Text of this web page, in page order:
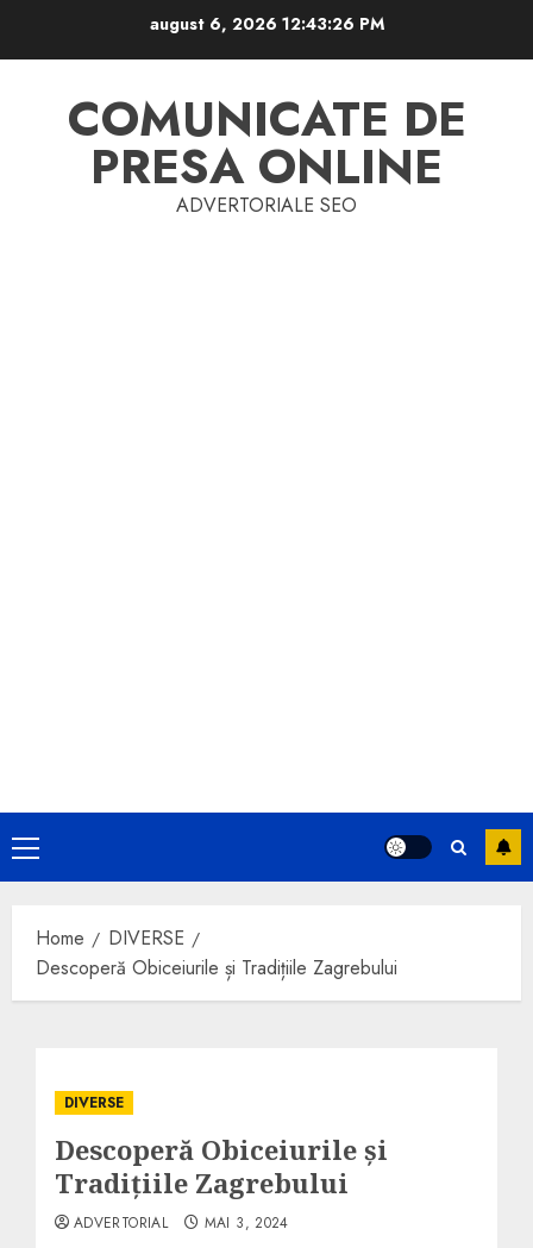
august 6, 2026 12:43:28 PM
COMUNICATE DE
PRESA ONLINE
ADVERTORIALE SEO
Primary
Menu
Home
DIVERSE
Descoperă Obiceiurile și Tradițiile Zagrebului
DIVERSE
Descoperă Obiceiurile și
Tradițiile Zagrebului
ADVERTORIAL MAI 3, 2024